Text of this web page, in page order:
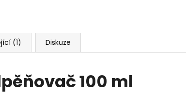
(1) Diskuze
100 ml